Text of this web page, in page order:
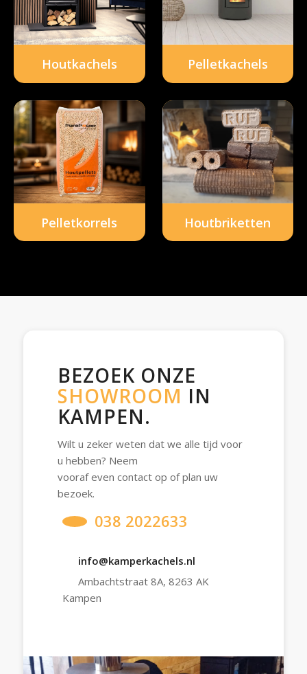
Houtkachels Pelletkachels
Pelletkorrels Houtbriketten
BEZOEK ONZE
SHOWROOM IN
KAMPEN.
Wilt u zeker weten dat we alle tijd voor
u hebben? Neem
vooraf even contact op of plan uw
bezoek.
038 2022633
info@kamperkachels.nl
Ambachtstraat 8A, 8263 AK
Kampen